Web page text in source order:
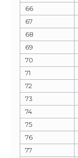
66
67
68
69
70
71
72
73
74
75
76
77